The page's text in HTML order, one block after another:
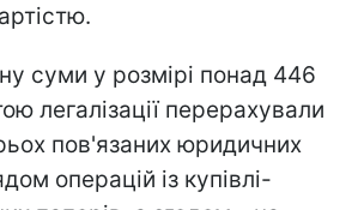
суми у розмірі понад 446
легалізації перерахували
пов'язаних юридичних
операцій із купівлі-